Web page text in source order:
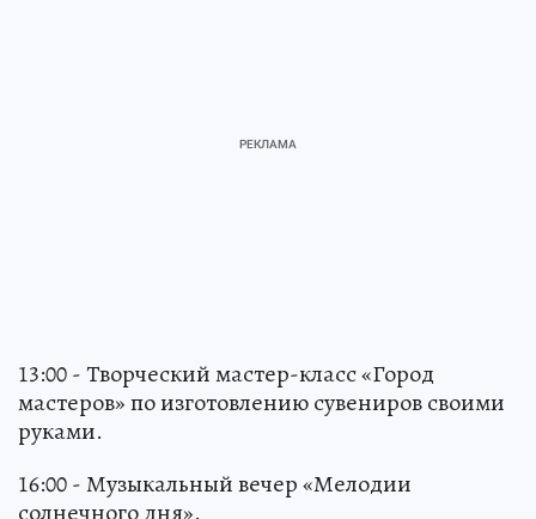
13:00 - Творческий мастер-класс «Город
мастеров» по изготовлению сувениров своими
руками.
16:00 - Музыкальный вечер «Мелодии
солнечного дня».